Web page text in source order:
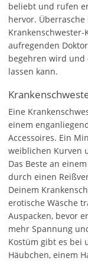
beliebt und rufen
hervor.
aufregenden
begehren wird und
lassen kann.
Eine
einem
Accessoires. Ein
weiblichen Kurven
Das Beste an
durch einen
Deinem
erotische Wäsche
Auspacken, bevor
mehr Spannung
Kostüm gibt es bei
Häubchen, einem